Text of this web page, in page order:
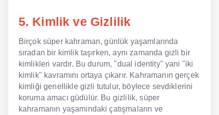
5. Kimlik ve Gizlilik
Birçok süper kahraman, günlük yaşamlarında
sıradan bir kimlik taşırken, aynı zamanda gizli bir
kimlikleri vardır. Bu durum, "dual identity" yani "iki
kimlik" kavramını ortaya çıkarır. Kahramanın gerçek
kimliği genellikle gizli tutulur, böylece sevdiklerini
koruma amacı güdülür. Bu gizlilik, süper
kahramanın yaşamındaki çatışmaların ve